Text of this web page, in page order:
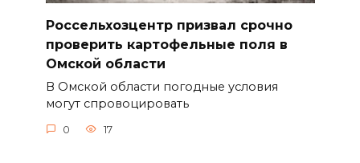
Россельхозцентр призвал срочно
проверить картофельные поля в
Омской области
В Омской области погодные условия
могут спровоцировать
0 17